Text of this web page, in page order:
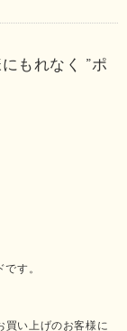
もれなく ”ポ
す。
買い上げのお客様に